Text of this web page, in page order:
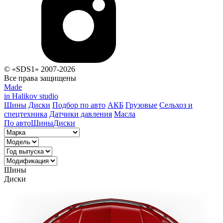
© «SDS1» 2007-2026
Все права защищены
Made
in Halikov studio
Шины Диски Подбор по авто АКБ Грузовые Сельхоз и
спецтехника Датчики давления Масла
По автоШиныДиски
Шины
Диски